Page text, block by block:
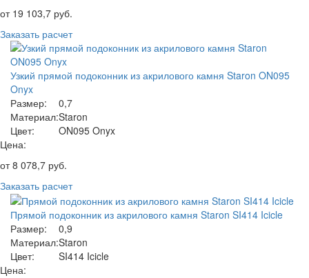
от 19 103,7 руб.
Заказать расчет
Узкий прямой подоконник из акрилового камня Staron ON095
Onyx
Размер:
0,7
Материал:Staron
Цвет:
ON095 Onyx
Цена:
от8 078,7 руб.
Заказать расчет
Прямой подоконник из акрилового камня Staron SI414 Icicle
Размер:
0,9
Материал:Staron
Цвет:
SI414 Icicle
Цена: